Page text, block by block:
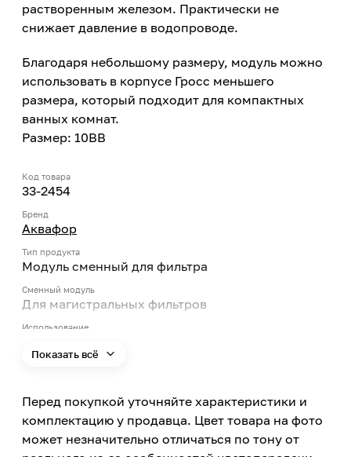
растворенным железом. Практически не
снижает давление в водопроводе.
Благодаря небольшому размеру, модуль можно
использовать в корпусе Гросс меньшего
размера, который подходит для компактных
ванных комнат.
Размер: 10ВВ
Код товара
33-2454
Бренд
Аквафор
Тип продукта
Модуль сменный для фильтра
Сменный модуль
Для магистральных фильтров
Использование
веществ, Удаление хлора
Для железистой воды
Да
Показать всё
Перед покупкой уточняйте характеристики и
комплектацию у продавца. Цвет товара на фото
может незначительно отличаться по тону от